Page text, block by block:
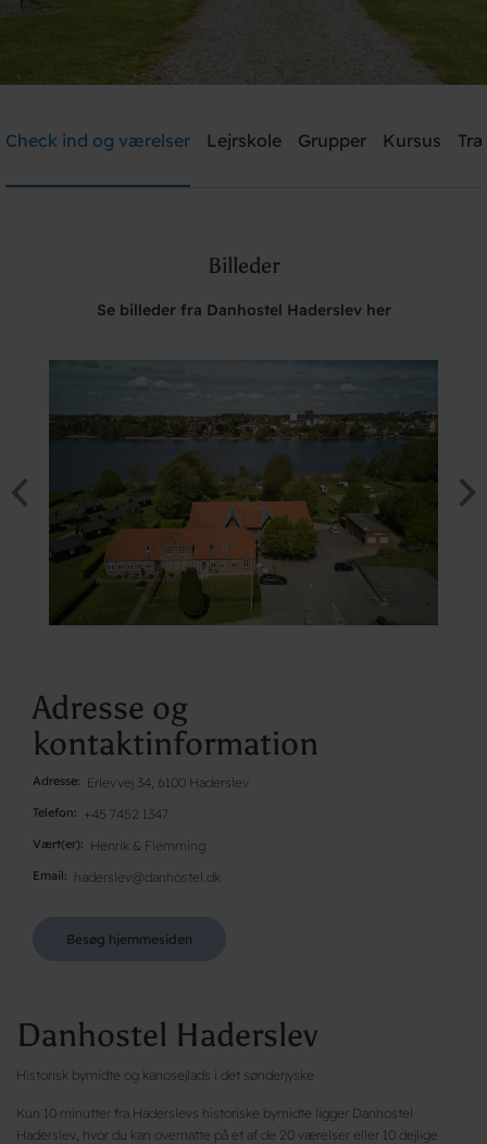
Brug for hjælp? Ring+45 7452 1347
Check ind og værelser Lejrskole Grupper Kursus
Billeder
Se billeder fra Danhostel Haderslev her
Adresse og
kontaktinformation
Adresse Erlevvej 34, 6100 Haderslev
Telefon +45 7452 1347
Vært(er) Henrik & Flemming
Email haderslev@danhostel.dk
Besøg hjemmesiden
Danhostel Haderslev
Historisk bymidte og kanosejlads i det sønderjyske
Kun 10 minutter fra Haderslevs historiske bymidte ligger Danhostel
Haderslev, hvor du kan overnatte på et af de 20 værelser eller 10 dejlige